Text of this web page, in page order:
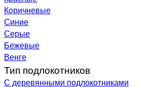
Коричневые
Синие
Серые
Бежевые
Венге
Тип подлокотников
С деревянными подлокотниками